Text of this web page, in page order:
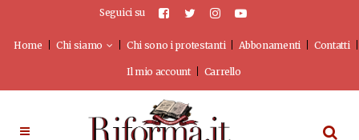
Seguici su
Home Chi siamo Chi sono i protestanti Abbonamenti Contatti
Il mio account Carrello